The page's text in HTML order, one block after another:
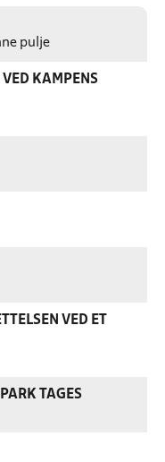
pulje
KAMPENS
VED ET
TAGES